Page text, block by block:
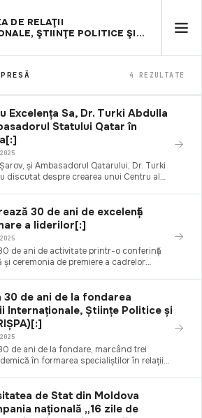
DE RELAŢII
POLITICE ŞI
4 REZULTATE
Excelența Sa, Dr. Turki Abdulla
Statului Qatar în
și Ambasadorul Qatarului, Dr. Turki
discutat despre crearea unui Centru al
30 de ani de excelență
a liderilor[:]
30 de ani de activitate printr-o conferință
ceremonia de premiere a cadrelor
de ani de la fondarea
Internaționale, Științe Politice și
de ani de la fondare, marcând trei
în formarea specialiștilor în relații
de Stat din Moldova
națională „16 zile de